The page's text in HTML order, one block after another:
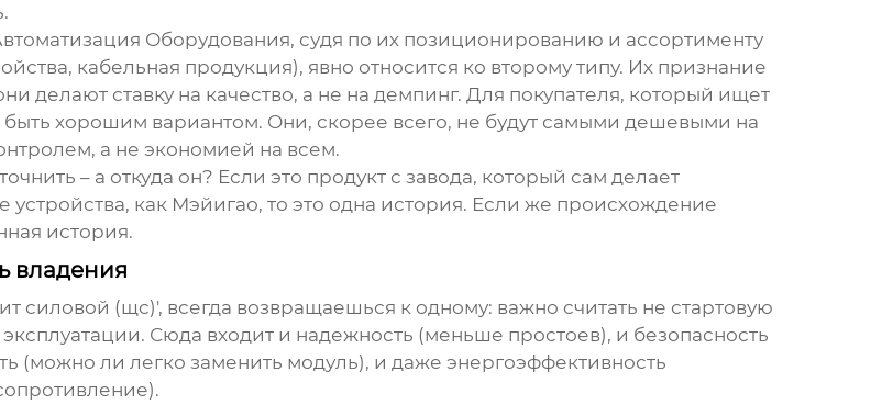
Оборудования, судя по их позиционированию и ассортименту
кабельная продукция), явно относится ко второму типу. Их признание
делают ставку на качество, а не на демпинг. Для покупателя, который ищет
хорошим вариантом. Они, скорее всего, не будут самыми дешевыми на
а не экономией на всем.
– а откуда он? Если это продукт с завода, который сам делает
как Мэйигао, то это одна история. Если же происхождение
история.
владения
силовой (щс)', всегда возвращаешься к одному: важно считать не стартовую
Сюда входит и надежность (меньше простоев), и безопасность
(можно ли легко заменить модуль), и даже энергоэффективность